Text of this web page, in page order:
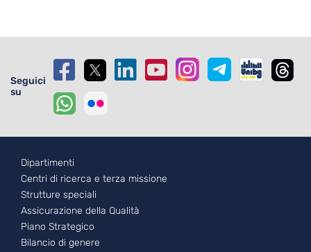
Seguici
su
Footer - 1
Dipartimenti
Centri di ricerca e terza missione
Strutture speciali
Assicurazione della Qualità
Piano Strategico
Bilancio di genere